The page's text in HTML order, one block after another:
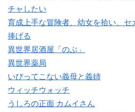
チャしたい
育成上手な冒険者、幼女を拾い、セ
捧げる
異世界居酒屋「のぶ」
異世界薬局
いびってこない義母と義姉
ウィッチウォッチ
うしろの正面 カムイさん